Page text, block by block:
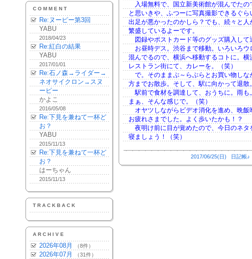
COMMENT
Re:ヌーピー第3回
YABU
2018/04/23
Re:紅白の結果
YABU
2017/01/01
Re:石ノ森→ライダー→
ネオサイクロン→スヌ
ーピー
かよこ
2016/05/08
Re:下見を兼ねて一杯ど
お？
YABU
2015/11/13
Re:下見を兼ねて一杯ど
お？
はーちゃん
2015/11/13
TRACKBACK
ARCHIVE
2026年08月 （8件）
2026年07月 （31件）
入場無料で、国立新美術館が混んでたの
と思いきや、ふつーに写真撮影できるぐら
出足が悪かったのかしら？でも、続々と人
繁盛しているよーです。
図録やポストカード等のグッズ購入して
お昼時デス。渋谷まで移動。いろいろウ
混んでるので、横浜へ移動するコトに。横
レストラン街にて、カレーを。（笑）
で。そのままぶ～らぶらとお買い物しな
方までお散歩。そして、駅に向かって退散。
駅前で食材を調達して、おうちに。雨も
まぁ、そんな感じで。（笑）
オヤツしながらビデオ消化を進め、晩飯
お疲れさまでした。よく歩いたかも！？
夜明け前に目が覚めたので、今日のネタ
寝ましょう！（笑）
2017/06/25(日) 日記帳♪